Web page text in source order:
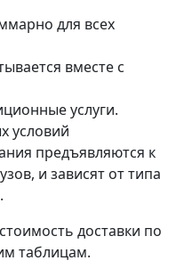
для всех
вместе с
услуги.
условий
предъявляются к
и зависят от типа
доставки по
таблицам.